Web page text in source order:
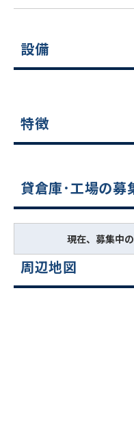
設備
特徴
貸倉庫･工場の募
現在、募集中
周辺地図